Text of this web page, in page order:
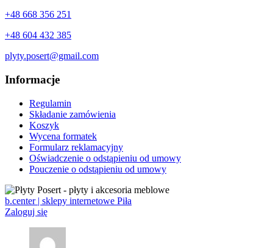
+48 668 356 251
+48 604 432 385
plyty.posert@gmail.com
Informacje
Regulamin
Składanie zamówienia
Koszyk
Wycena formatek
Formularz reklamacyjny
Oświadczenie o odstąpieniu od umowy
Pouczenie o odstąpieniu od umowy
b.center | sklepy internetowe Piła
Zaloguj się